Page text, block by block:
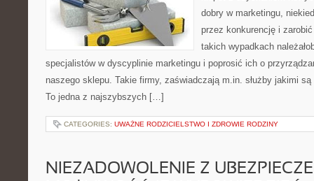
dobry w marketingu,
przez konkurencję i
takich wypadkach
specjalistów w dyscyplinie marketingu i poprosić ich o
naszego sklepu. Takie firmy, zaświadczają m.in. służby jakimi
To jedna z najszybszych […]
CATEGORIES: UWAŻNE RODZICIELSTWO I ZDROWIE RODZINY
NIEZADOWOLENIE Z